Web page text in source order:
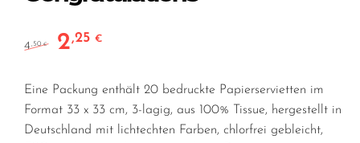
4 ,50€ Ursprünglicher Preis war: 4,50 €
2,25€
Eine Packung enthält 20 bedruckte Papierservietten im
Format 33 x 33 cm, 3-lagig, aus 100% Tissue, hergestellt in
Deutschland mit lichtechten Farben, chlorfrei gebleicht,